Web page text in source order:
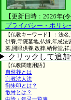
【更新日時：2026年(
プライバシー・ポリシ
【仏教キーワード】：法
供養,寺院墓地,仏縁,年忌法
墓,開眼供養,改葬,納骨堂,
クリックして追加
【仏教関連用語】
自然葬とは
宗教法人法
御朱印とは？
散骨とは？